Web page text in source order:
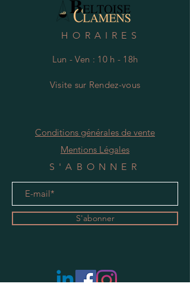
HORAIRES
Lun - Ven : 10 h - 18h
Visite sur Rendez-vous
Conditions générales de vente
Mentions Légales
S'ABONNER
S'abonner